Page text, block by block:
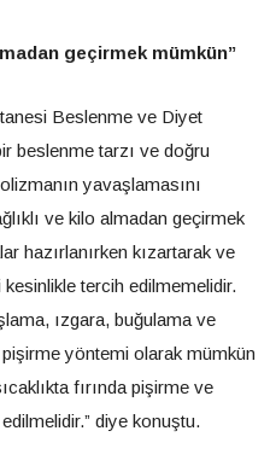
geçirmek mümkün”
Beslenme ve Diyet
beslenme tarzı ve doğru
yavaşlamasını
ve kilo almadan geçirmek
hazırlanırken kızartarak ve
tercih edilmemelidir.
ızgara, buğulama ve
yöntemi olarak mümkün
fırında pişirme ve
diye konuştu.